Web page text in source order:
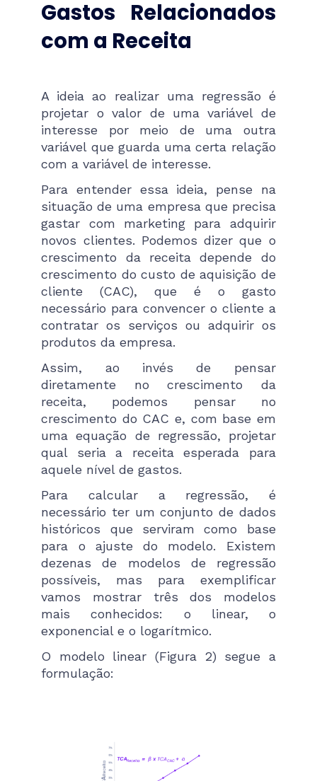
Gastos Relacionados
com a Receita
A ideia ao realizar uma regressão é
projetar o valor de uma variável de
interesse por meio de uma outra
variável que guarda uma certa relação
com a variável de interesse.
Para entender essa ideia, pense na
situação de uma empresa que precisa
gastar com marketing para adquirir
novos clientes. Podemos dizer que o
crescimento da receita depende do
crescimento do custo de aquisição de
cliente (CAC), que é o gasto
necessário para convencer o cliente a
contratar os serviços ou adquirir os
produtos da empresa.
Assim, ao invés de pensar
diretamente no crescimento da
receita, podemos pensar no
crescimento do CAC e, com base em
uma equação de regressão, projetar
qual seria a receita esperada para
aquele nível de gastos.
Para calcular a regressão, é
necessário ter um conjunto de dados
históricos que serviram como base
para o ajuste do modelo. Existem
dezenas de modelos de regressão
possíveis, mas para exemplificar
vamos mostrar três dos modelos
mais conhecidos: o linear, o
exponencial e o logarítmico.
O modelo linear (Figura 2) segue a
formulação: